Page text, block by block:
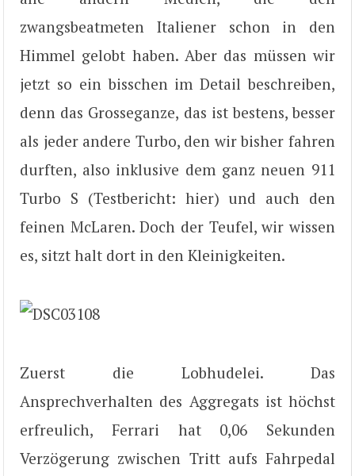
zwangsbeatmeten Italiener schon in den
Himmel gelobt haben. Aber das müssen wir
jetzt so ein bisschen im Detail beschreiben,
denn das Grosseganze, das ist bestens, besser
als jeder andere Turbo, den wir bisher fahren
durften, also inklusive dem ganz neuen 911
Turbo S (Testbericht: hier) und auch den
feinen McLaren. Doch der Teufel, wir wissen
es, sitzt halt dort in den Kleinigkeiten.
Zuerst die Lobhudelei. Das
Ansprechverhalten des Aggregats ist höchst
erfreulich, Ferrari hat 0,06 Sekunden
Verzögerung zwischen Tritt aufs Fahrpedal